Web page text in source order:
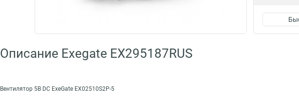
Описание Exegate EX295187RUS
Вентилятор 5В DC ExeGate EX02510S2P-5